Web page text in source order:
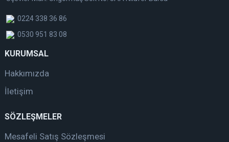
0224 338 36 86
0530 951 83 08
KURUMSAL
Hakkımızda
İletişim
SÖZLEŞMELER
Mesafeli Satış Sözleşmesi